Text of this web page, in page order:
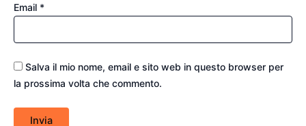
Email *
Salva il mio nome, email e sito web in questo browser per
la prossima volta che commento.